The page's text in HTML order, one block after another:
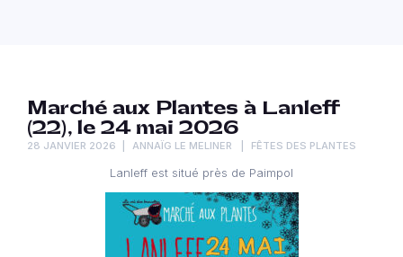
Marché aux Plantes à Lanleff
(22), le 24 mai 2026
28 JANVIER 2026 ANNAÏG LE MELINER FÊTES DES PLANTES
Lanleff est situé près de Paimpol